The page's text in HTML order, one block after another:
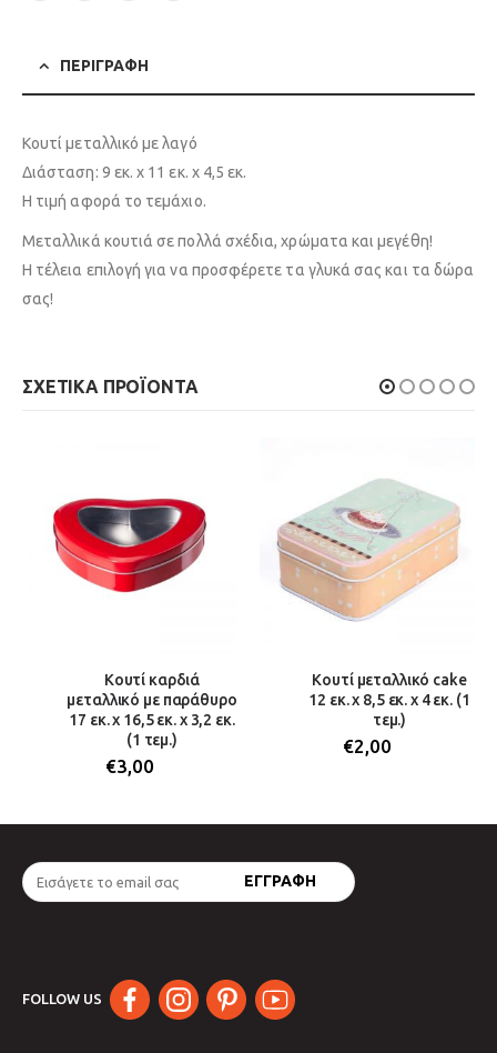
ΠΕΡΙΓΡΑΦΉ
Κουτί μεταλλικό με λαγό
Διάσταση: 9 εκ. χ 11 εκ. χ 4,5 εκ.
Η τιμή αφορά το τεμάχιο.
Μεταλλικά κουτιά σε πολλά σχέδια, χρώματα και μεγέθη!
Η τέλεια επιλογή για να προσφέρετε τα γλυκά σας και τα δώρα
σας!
ΣΧΕΤΙΚΆ ΠΡΟΪΌΝΤΑ
Κουτί καρδιά
μεταλλικό με παράθυρο
17 εκ. x 16,5 εκ. x 3,2 εκ.
(1 τεμ.)
€3,00
Κουτί μεταλλικό cake
12 εκ. χ 8,5 εκ. χ 4 εκ. (1
τεμ.)
€2,00
FOLLOW US